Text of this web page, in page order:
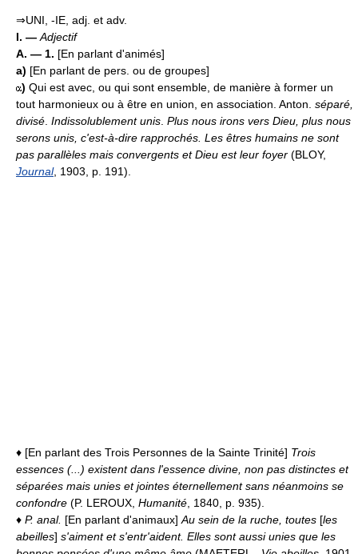
⇒UNI, -IE, adj. et adv.
I. — Adjectif
A. — 1. [En parlant d'animés]
a) [En parlant de pers. ou de groupes]
) Qui est avec, ou qui sont ensemble, de manière à former un
tout harmonieux ou à être en union, en association. Anton. séparé,
divisé Indissolublement unis Plus nous irons vers Dieu, plus nous
serons unis, c'est-à-dire rapprochés. Les êtres humains ne sont
pas parallèles mais convergents et Dieu est leur foyer (BLOY,
Journal, 1903, p. 191).
♦ [En parlant des Trois Personnes de la Sainte Trinité] Trois
essences (...) existent dans l'essence divine, non pas distinctes et
séparées mais unies et jointes éternellement sans néanmoins se
confondre (P. LEROUX, Humanité , 1840, p. 935).
♦ P. anal. [En parlant d'animaux] Au sein de la ruche, toutes [les
abeilles] s'aiment et s'entr'aident. Elles sont aussi unies que les